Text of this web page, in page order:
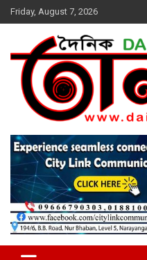
Skip
to
Friday, August 7, 2026
সত্যের সন্ধানে